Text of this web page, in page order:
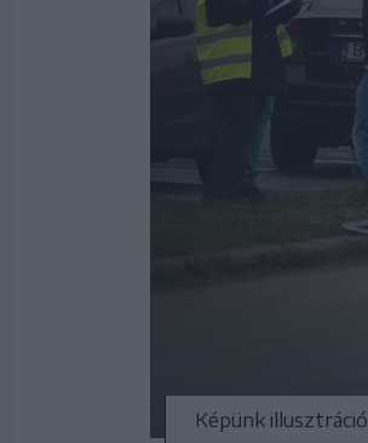
Képünk illusztráció